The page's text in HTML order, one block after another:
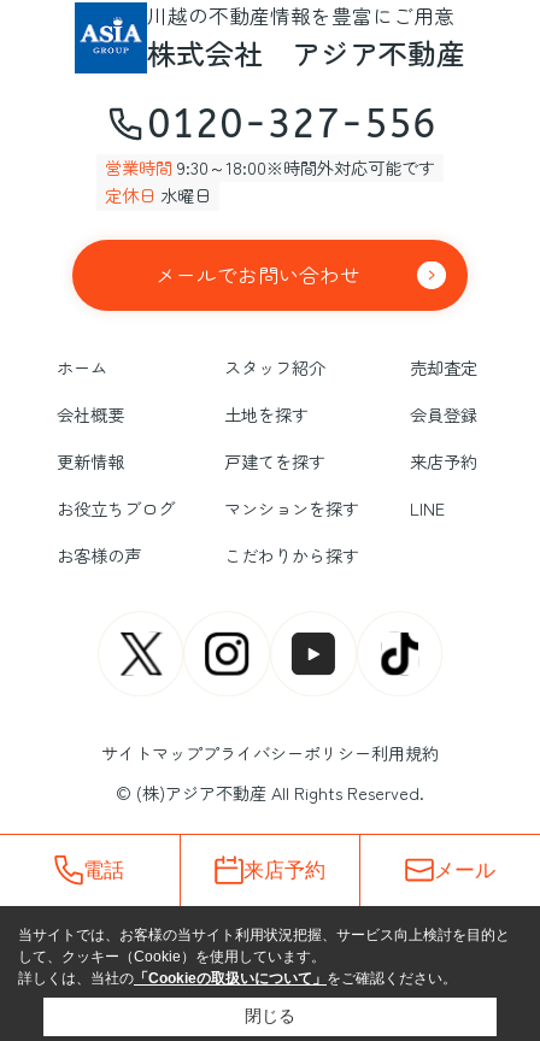
川越の不動産情報を豊富にご用意
株式会社 アジア不動産
0120-327-556
営業時間 9:30～18:00※時間外対応可能です
定休日 水曜日
メールでお問い合わせ
ホーム スタッフ紹介
売却査定
会社概要
土地を探す
会員登録
更新情報
戸建てを探す
来店予約
お役立ちブログ
マンションを探す
LINE
お客様の声
こだわりから探す
サイトマッププライバシーポリシー利用規約
© (株)アジア不動産 All Rights Reserved.
電話 来店予約 メール
当サイトでは、お客様の当サイト利用状況把握、サービス向上検討を目的と
して、クッキー（Cookie）を使用しています。
詳しくは、当社の 「Cookieの取扱いについて」 をご確認ください。
閉じる